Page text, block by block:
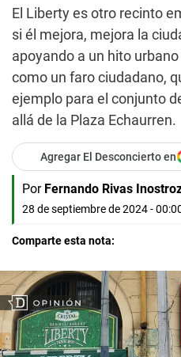
El Liberty es otro recinto
si él mejora, mejora la
apoyando a un hito
como un faro ciudadano,
ejemplo para el conjunto
allá de la Plaza Echaurren.
Agregar El Desconcierto en
Por Fernando Rivas
28 de septiembre de 2024 -
Comparte esta nota: